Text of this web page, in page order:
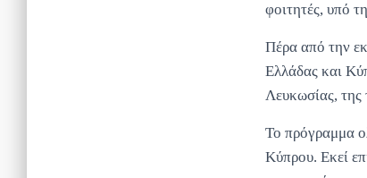
φοιτητές, υπό
Πέρα από την
Ελλάδας και
Λευκωσίας, της
Το πρόγραμμα
Κύπρου. Εκεί